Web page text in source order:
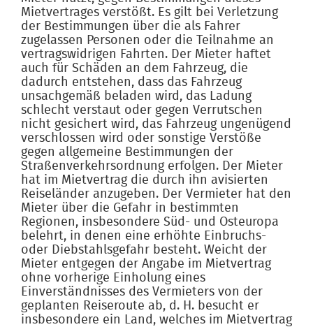
Mietvertrages verstößt. Es gilt bei Verletzung
der Bestimmungen über die als Fahrer
zugelassen Personen oder die Teilnahme an
vertragswidrigen Fahrten. Der Mieter haftet
auch für Schäden an dem Fahrzeug, die
dadurch entstehen, dass das Fahrzeug
unsachgemäß beladen wird, das Ladung
schlecht verstaut oder gegen Verrutschen
nicht gesichert wird, das Fahrzeug ungenügend
verschlossen wird oder sonstige Verstöße
gegen allgemeine Bestimmungen der
Straßenverkehrsordnung erfolgen. Der Mieter
hat im Mietvertrag die durch ihn avisierten
Reiseländer anzugeben. Der Vermieter hat den
Mieter über die Gefahr in bestimmten
Regionen, insbesondere Süd- und Osteuropa
belehrt, in denen eine erhöhte Einbruchs-
oder Diebstahlsgefahr besteht. Weicht der
Mieter entgegen der Angabe im Mietvertrag
ohne vorherige Einholung eines
Einverständnisses des Vermieters von der
geplanten Reiseroute ab, d. H. besucht er
insbesondere ein Land, welches im Mietvertrag